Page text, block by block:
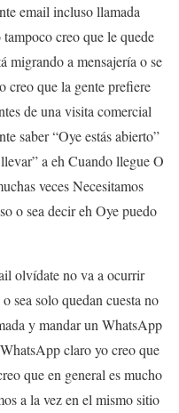
email incluso llamada
creo que le quede
migrando a mensajería o se
creo que la gente prefiere
de una visita comercial
saber “Oye estás abierto”
a eh Cuando llegue O
veces Necesitamos
o sea decir eh Oye puedo
olvídate no va a ocurrir
sea solo quedan cuesta no
y mandar un WhatsApp
claro yo creo que
que en general es mucho
a la vez en el mismo sitio